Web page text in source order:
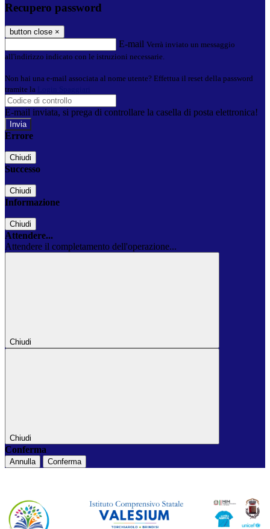
Recupero password
button close ×
E-mail Verrà inviato un messaggio
all'indirizzo indicato con le istruzioni necessarie.
Non hai una e-mail associata al nome utente? Effettua il reset della password
tramite la
E-mail inviata, si prega di controllare la casella di posta elettronica!
Errore
Chiudi
Successo
Chiudi
Informazione
Chiudi
Attendere...
Attendere il completamento dell'operazione...
Chiudi
Chiudi
Conferma
Annulla Conferma